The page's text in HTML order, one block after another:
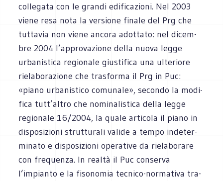
col­le­gata con le grandi edi­fi­ca­zioni. Nel 2003
viene resa nota la ver­sione finale del Prg che
tut­ta­via non viene ancora adot­tato: nel dicem­
bre 2004 l’approvazione della nuova legge
urba­ni­stica regio­nale giu­sti­fica una ulte­riore
rie­la­bo­ra­zione che tra­sforma il Prg in Puc:
«piano urba­ni­stico comu­nale», secondo la modi­
fica tutt’altro che nomi­na­li­stica della legge
regio­nale 16/2004, la quale arti­cola il piano in
dispo­si­zioni strut­tu­rali valide a tempo inde­ter­
mi­nato e dispo­si­zioni ope­ra­tive da rie­la­bo­rare
con fre­quenza. In realtà il Puc con­serva
l’impianto e la fiso­no­mia tecnico-normativa tra­